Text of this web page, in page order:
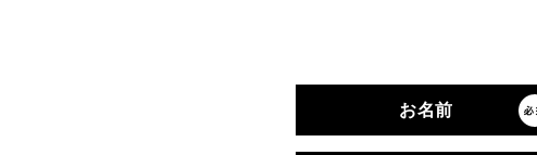
お名前